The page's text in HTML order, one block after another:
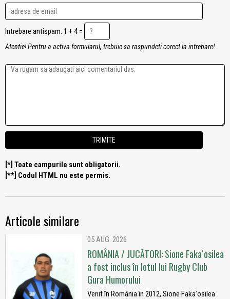
Intrebare antispam: 1 + 4 =
Atentie! Pentru a activa formularul, trebuie sa raspundeti corect la intrebare!
[*] Toate campurile sunt obligatorii.
[**] Codul HTML nu este permis.
Articole similare
05 AUG. 2026
ROMÂNIA / JUCĂTORI: Sione Fakaʻosilea
a fost inclus în lotul lui Rugby Club
Gura Humorului
Venit în România în 2012, Sione Fakaʻosilea